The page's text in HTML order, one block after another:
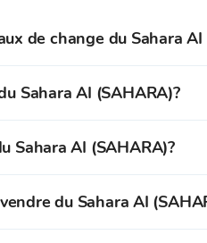
de change du Sahara
Sahara AI (SAHARA)?
créer et vérifier votre
Sahara AI (SAHARA)?
du Sahara AI